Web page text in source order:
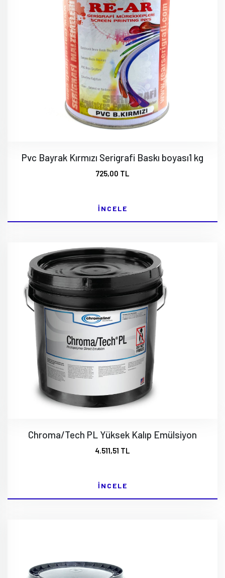
Pvc Bayrak Kırmızı Serigrafi Baskı boyası1 kg
725,00 TL
İNCELE
Chroma/Tech PL Yüksek Kalıp Emülsiyon
4.511,51 TL
İNCELE